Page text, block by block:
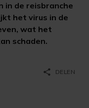
in de reisbranche
het virus in de
wat het
schaden.
share DELEN